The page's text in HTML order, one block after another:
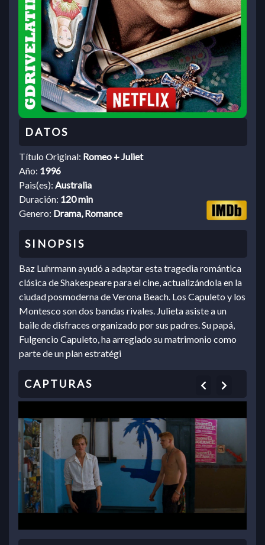
Título Original: Romeo + Juliet
Año: 1996
Pais(es): Australia
Duración: 120 min
Genero: Drama, Romance
Baz Luhrmann ayudó a adaptar esta tragedia romántica
clásica de Shakespeare para el cine, actualizándola en la
ciudad posmoderna de Verona Beach. Los Capuleto y los
Montesco son dos bandas rivales. Julieta asiste a un
baile de disfraces organizado por sus padres. Su papá,
Fulgencio Capuleto, ha arreglado su matrimonio como
parte de un plan estratégi
Previous